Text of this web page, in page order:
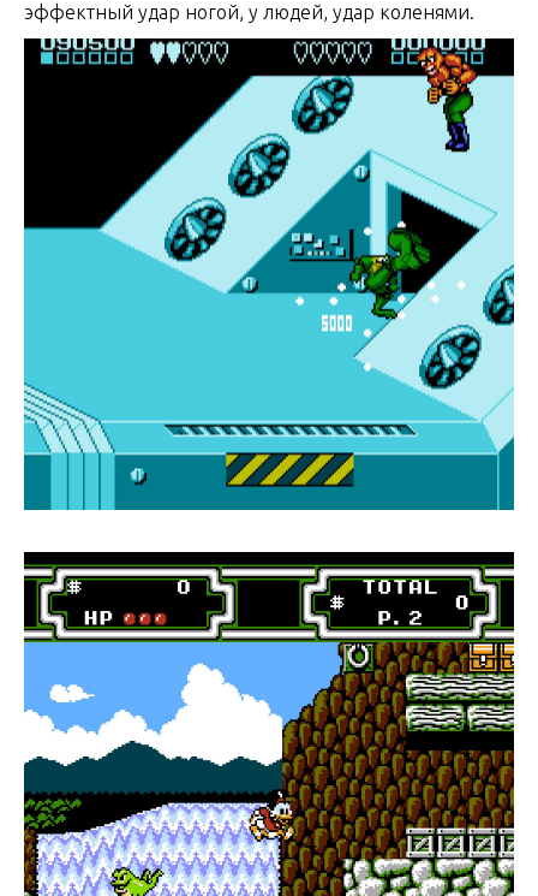
эффектный удар ногой, у людей, удар коленями.